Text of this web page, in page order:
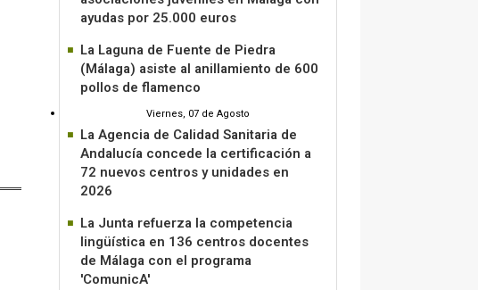
ayudas por 25.000 euros
La Laguna de Fuente de Piedra
(Málaga) asiste al anillamiento de 600
pollos de flamenco
Viernes, 07 de Agosto
La Agencia de Calidad Sanitaria de
Andalucía concede la certificación a
72 nuevos centros y unidades en
2026
La Junta refuerza la competencia
lingüística en 136 centros docentes
de Málaga con el programa
'ComunicA'